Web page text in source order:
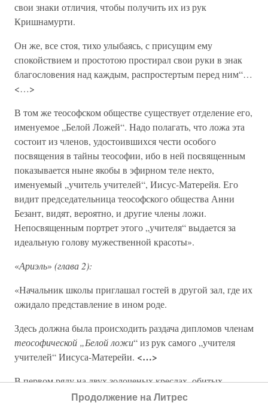
свои знаки отличия, чтобы получить их из рук
Кришнамурти.
Он же, все стоя, тихо улыбаясь, с присущим ему
спокойствием и простотою простирал свои руки в знак
благословения над каждым, распростертым перед ним“…
<…>
В том же теософском обществе существует отделение его,
именуемое „Белой Ложей“. Надо полагать, что ложа эта
состоит из членов, удостоившихся чести особого
посвящения в тайны теософии, ибо в ней посвященным
показывается ныне якобы в эфирном теле некто,
именуемый „учитель учителей“, Иисус-Матерейя. Его
видит председательница теософского общества Анни
Безант, видят, вероятно, и другие члены ложи.
Непосвященным портрет этого „учителя“ выдается за
идеальную голову мужественной красоты».
«Ариэль» (глава 2):
«Начальник школы приглашал гостей в другой зал, где их
ожидало представление в ином роде.
Здесь должна была происходить раздача дипломов членам
теософической „Белой ложи“ из рук самого „учителя
учителей“ Иисуса-Матерейи. <…>
В первом ряду на двух золоченых креслах, обитых
желтым шелком, уселись пожилой англичанин в очках, с
Продолжение на Литрес